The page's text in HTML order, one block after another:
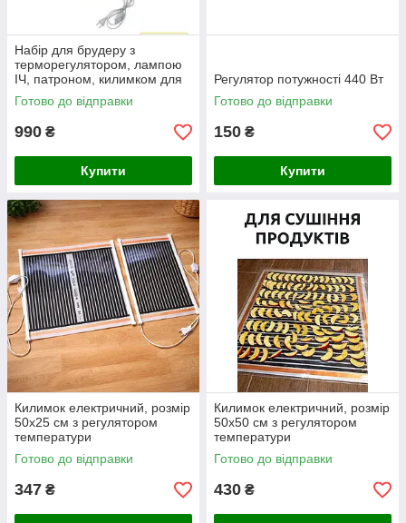
Набір для брудеру з
терморегулятором, лампою
ІЧ, патроном, килимком для
обігріву - №9
Готово до відправки
990 ₴
Купити
Регулятор потужності 440 Вт
Готово до відправки
150 ₴
Купити
Килимок електричний, розмір
50х25 см з регулятором
температури
Готово до відправки
347 ₴
Килимок електричний, розмір
50х50 см з регулятором
температури
Готово до відправки
430 ₴